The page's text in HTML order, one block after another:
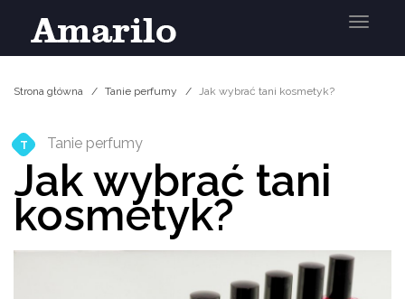
Menu
Strona główna Tanie perfumy Jak wybrać tani kosmetyk?
T Tanie perfumy
Jak wybrać tani
kosmetyk?